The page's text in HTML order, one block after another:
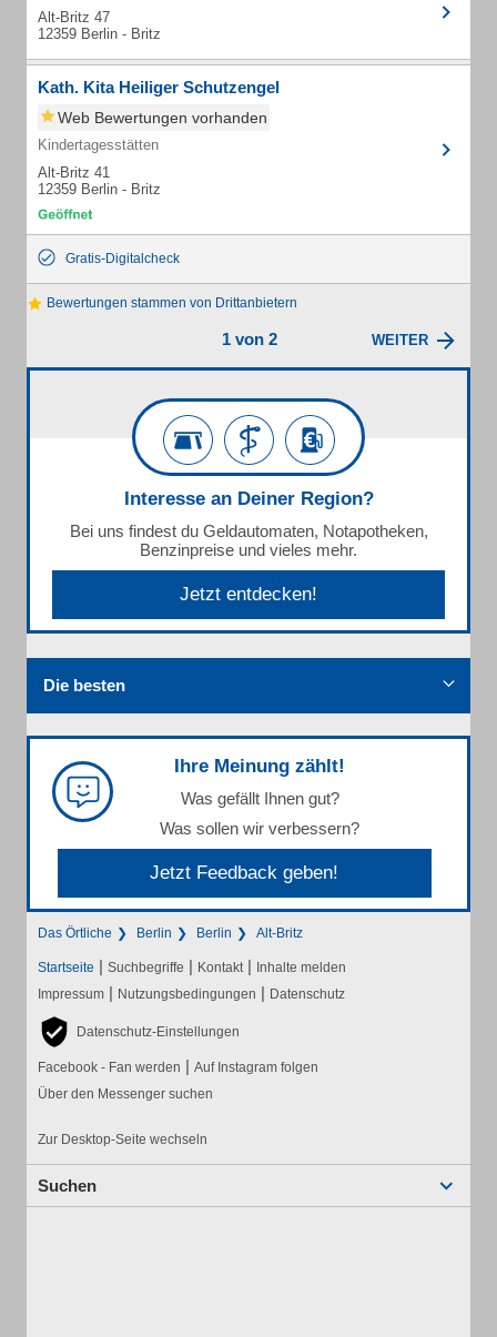
Alt-Britz 47
12359 Berlin - Britz
Kath. Kita Heiliger Schutzengel
Web Bewertungen vorhanden
Kindertagesstätten
Alt-Britz 41
12359 Berlin - Britz
Gratis-Digitalcheck
Bewertungen stammen von Drittanbietern
1 von 2 WEITER
Interesse an Deiner Region?
Bei uns findest du Geldautomaten, Notapotheken,
Benzinpreise und vieles mehr.
Jetzt entdecken!
Die besten
Ihre Meinung zählt!
Was gefällt Ihnen gut?
Was sollen wir verbessern?
Jetzt Feedback geben!
Das Örtliche Berlin Berlin Alt-Britz
Startseite | Suchbegriffe | Kontakt | Inhalte melden
Impressum | Nutzungsbedingungen | Datenschutz
Datenschutz-Einstellungen
Facebook - Fan werden | Auf Instagram folgen
Über den Messenger suchen
Zur Desktop-Seite wechseln
Suchen